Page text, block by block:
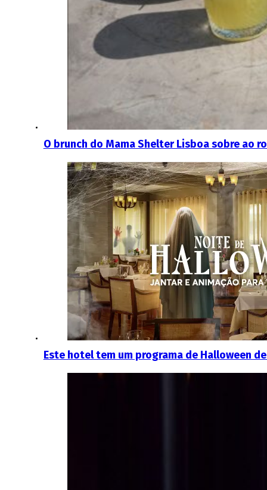
O brunch do Mama Shelter Lisboa sobre ao
Este hotel tem um programa de Halloween